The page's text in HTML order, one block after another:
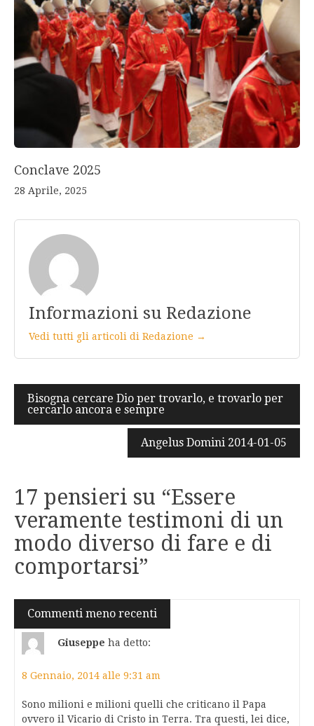
Conclave 2025
28 Aprile, 2025
Informazioni su Redazione
Vedi tutti gli articoli di Redazione →
Navigazione
articoli
Bisogna cercare Dio per trovarlo, e trovarlo per
cercarlo ancora e sempre
Angelus Domini 2014-01-05
17 pensieri su “Essere
veramente testimoni di un
modo diverso di fare e di
comportarsi”
Navigazione
commenti
Commenti meno recenti
Giuseppe ha detto:
8 Gennaio, 2014 alle 9:31 am
Sono milioni e milioni quelli che criticano il Papa
ovvero il Vicario di Cristo in Terra. Tra questi, lei dice,